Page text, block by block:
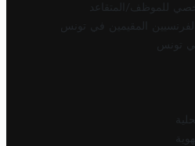
للموظف/المتقاعد
المقيمين في تونس
تونس